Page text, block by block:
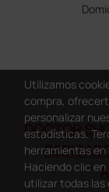
DOCTOR
Utilizamos
compra,
personalizar
estadísticas.
herramientas
Haciendo clic
utilizar todas las